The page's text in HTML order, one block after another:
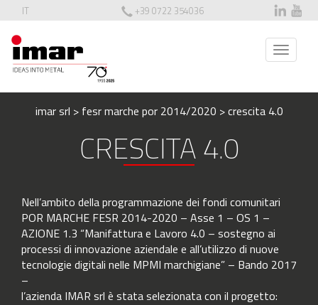
IT +39 0722 354036
T
o
l
o
imar srl > fesr marche por 2014/2020 >crescita 4.0
CRESCITA 4.0
Nell’ambito della programmazione dei fondi comunitari
POR MARCHE FESR 2014-2020 – Asse 1 – OS 1 –
AZIONE 1.3 “Manifattura e Lavoro 4.0 – sostegno ai
processi di innovazione aziendale e all’utilizzo di nuove
tecnologie digitali nelle MPMI marchigiane” – Bando 2017
–
l’azienda IMAR srl è stata selezionata con il progetto: